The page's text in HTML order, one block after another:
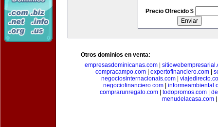
Precio Ofrecido $
Otros dominios en venta:
empresasdominicanas.com|
compracampo.com| expertofinanciero.com|
negociosinternacionais.com
negociofinanciero.com
comprarunregalo.com| todopromos.com|
menudelacasa.com|